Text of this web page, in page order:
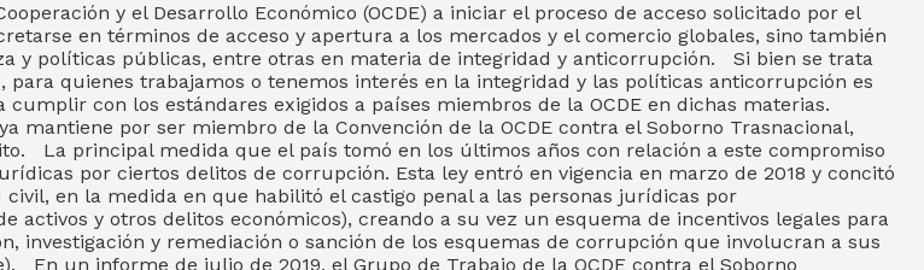
y el Desarrollo Económico (OCDE) a iniciar el proceso de acceso solicitado por el
en términos de acceso y apertura a los mercados y el comercio globales, sino también
y políticas públicas, entre otras en materia de integridad y anticorrupción. Si bien se trata
quienes trabajamos o tenemos interés en la integridad y las políticas anticorrupción es
con los estándares exigidos a países miembros de la OCDE en dichas materias.
por ser miembro de la Convención de la OCDE contra el Soborno Trasnacional,
La principal medida que el país tomó en los últimos años con relación a este compromiso
por ciertos delitos de corrupción. Esta ley entró en vigencia en marzo de 2018 y concitó
en la medida en que habilitó el castigo penal a las personas jurídicas por
activos y otros delitos económicos), creando a su vez un esquema de incentivos legales para
investigación y remediación o sanción de los esquemas de corrupción que involucran a sus
En un informe de julio de 2019, el Grupo de Trabajo de la OCDE contra el Soborno